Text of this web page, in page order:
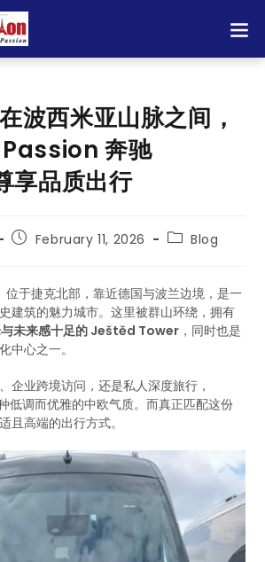
波西米亚山脉之间，
奔驰
品质出行
February 11, 2026 Blog
于捷克北部，靠近德国与波兰边境，是一
建筑的魅力城市。这里被群山环绕，拥有
未来感十足的 Ještěd Tower ，同时也是
中心之一。
企业跨境访问，还是私人深度旅行，
低调而优雅的中欧气质。而真正匹配这份
且高端的出行方式。